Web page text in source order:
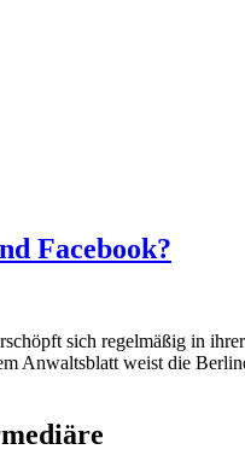
Facebook?
sich regelmäßig in
Anwaltsblatt weist die